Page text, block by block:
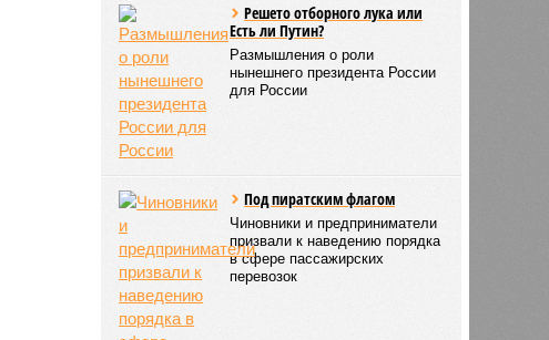
Решето отборного лука или
Есть ли Путин?
Размышления о роли
нынешнего президента России
для России
Под пиратским флагом
Чиновники и предприниматели
призвали к наведению порядка
в сфере пассажирских
перевозок